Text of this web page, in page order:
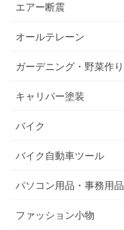
エアー断震
オールテレーン
ガーデニング・野菜作り
キャリパー塗装
バイク
バイク自動車ツール
パソコン用品・事務用品
ファッション小物